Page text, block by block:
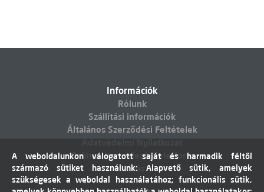
Információk
Rólunk
Szállítási információk
Általános Szerződési Feltételek
Online vitarendezési platform
Elállás
A weboldalunkon válogatott saját és harmadik féltől
származó sütiket használunk: Alapvető sütik, amelyek
szükségesek a weboldal használatához; funkcionális sütik,